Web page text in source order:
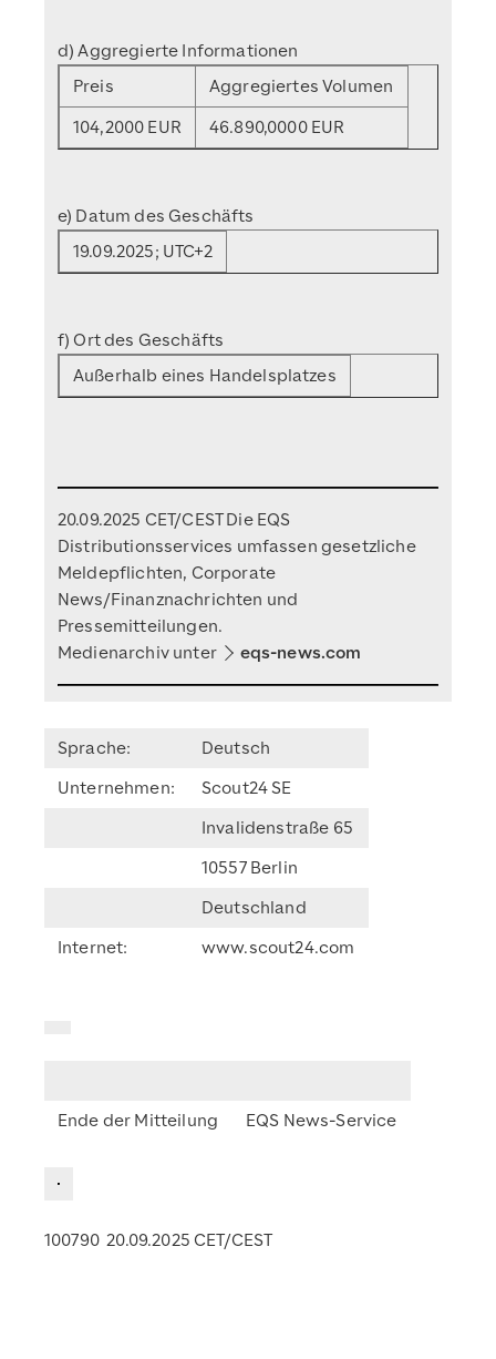
d) Aggregierte Informationen
Preis
Aggregiertes Volumen
104,2000 EUR
46.890,0000 EUR
e) Datum des Geschäfts
19.09.2025; UTC+2
f) Ort des Geschäfts
Außerhalb eines Handelsplatzes
20.09.2025 CET/CEST Die EQS
Distributionsservices umfassen gesetzliche
Meldepflichten, Corporate
News/Finanznachrichten und
Pressemitteilungen.
Medienarchiv unter
eqs-news.com
Sprache:
Deutsch
Unternehmen:
Scout24 SE
Invalidenstraße 65
10557 Berlin
Deutschland
Internet:
www.scout24.com
Ende der Mitteilung EQS News-Service
100790 20.09.2025 CET/CEST